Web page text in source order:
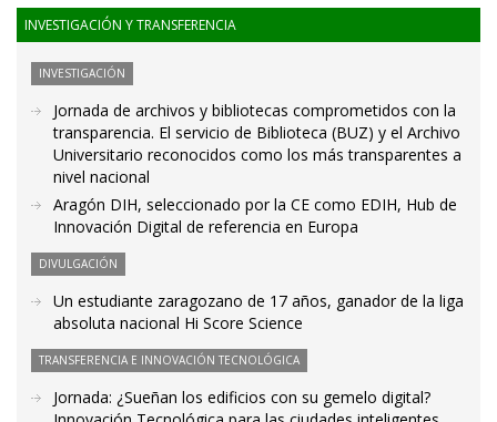
INVESTIGACIÓN Y TRANSFERENCIA
INVESTIGACIÓN
Jornada de archivos y bibliotecas comprometidos con la
transparencia. El servicio de Biblioteca (BUZ) y el Archivo
Universitario reconocidos como los más transparentes a
nivel nacional
Aragón DIH, seleccionado por la CE como EDIH, Hub de
Innovación Digital de referencia en Europa
DIVULGACIÓN
Un estudiante zaragozano de 17 años, ganador de la liga
absoluta nacional Hi Score Science
TRANSFERENCIA E INNOVACIÓN TECNOLÓGICA
Jornada: ¿Sueñan los edificios con su gemelo digital?